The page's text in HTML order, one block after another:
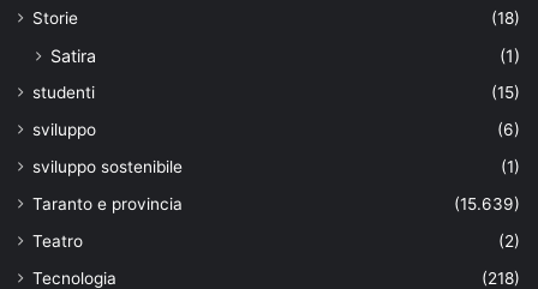
Storie
(18)
Satira (1)
studenti
(15)
sviluppo
(6)
sviluppo sostenibile
(1)
Taranto e provincia
(15.639)
Teatro
(2)
Tecnologia
(218)